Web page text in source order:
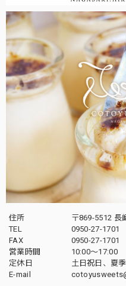
住所
〒869-5512 長
TEL
0950-27-1701
FAX
0950-27-1701
営業時間
10:00〜17:00
定休日
土日祝日、夏
E-mail